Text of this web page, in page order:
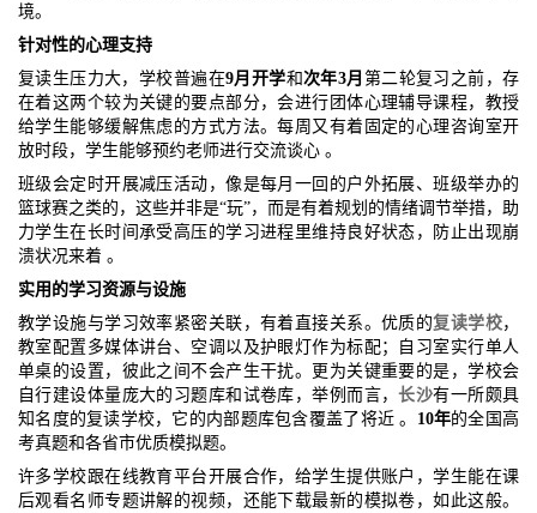
境。
针对性的心理支持
复读生压力大，学校普遍在9月开学和 次年3月 第二轮复习之前，存
在着这两个较为关键的要点部分，会进行团体心理辅导课程，教授
给学生能够缓解焦虑的方式方法。每周又有着固定的心理咨询室开
放时段，学生能够预约老师进行交流谈心 。
班级会定时开展减压活动，像是每月一回的户外拓展、班级举办的
篮球赛之类的，这些并非是“玩”，而是有着规划的情绪调节举措，助
力学生在长时间承受高压的学习进程里维持良好状态，防止出现崩
溃状况来着 。
实用的学习资源与设施
教学设施与学习效率紧密关联，有着直接关系。优质的复读学校，
教室配置多媒体讲台、空调以及护眼灯作为标配；自习室实行单人
单桌的设置，彼此之间不会产生干扰。更为关键重要的是，学校会
自行建设体量庞大的习题库和试卷库，举例而言，长沙有一所颇具
知名度的复读学校，它的内部题库包含覆盖了将近 。 10年的全国高
考真题和各省市优质模拟题。
许多学校跟在线教育平台开展合作，给学生提供账户，学生能在课
后观看名师专题讲解的视频，还能下载最新的模拟卷，如此这般。